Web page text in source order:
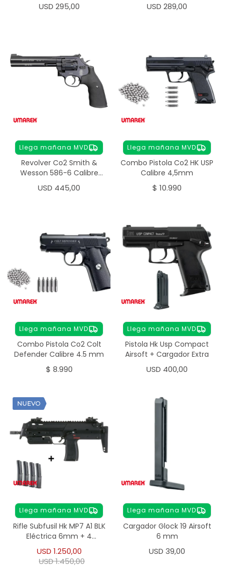
USD 295,00 USD 289,00
Llega mañana MVD
Revolver Co2 Smith &
Wesson 586-6 Calibre
4.5mm
USD 445,00
Llega mañana MVD
Combo Pistola Co2 HK USP
Calibre 4,5mm
$ 10.990
Llega mañana MVD
Combo Pistola Co2 Colt
Defender Calibre 4.5 mm
$ 8.990
Llega mañana MVD
Pistola Hk Usp Compact
Airsoft + Cargador Extra
USD 400,00
Llega mañana MVD
Rifle Subfusil Hk MP7 A1 BLK
Eléctrica 6mm + 4
Cargadores
USD 1.250,00
USD1.450,00
Llega mañana MVD
Cargador Glock 19 Airsoft
6 mm
USD 39,00